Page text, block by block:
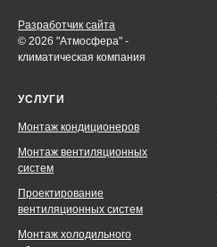
Разработчик сайта
© 2026 "Атмосфера" -
климатическая компания
УСЛУГИ
Монтаж кондиционеров
Монтаж вентиляционных
систем
Проектирование
вентиляционных систем
Монтаж холодильного